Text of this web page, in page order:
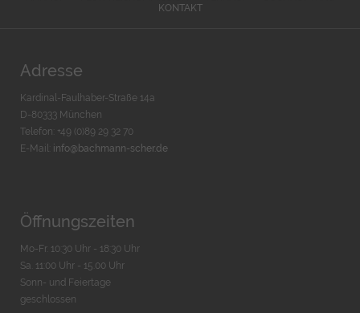
KONTAKT
Adresse
Kardinal-Faulhaber-Straße 14a
D-80333 München
Telefon: +49 (0)89 29 32 70
E-Mail: info@bachmann-scher.de
Öffnungszeiten
Mo-Fr. 10:30 Uhr - 18:30 Uhr
Sa. 11:00 Uhr - 15.00 Uhr
Sonn- und Feiertage
geschlossen